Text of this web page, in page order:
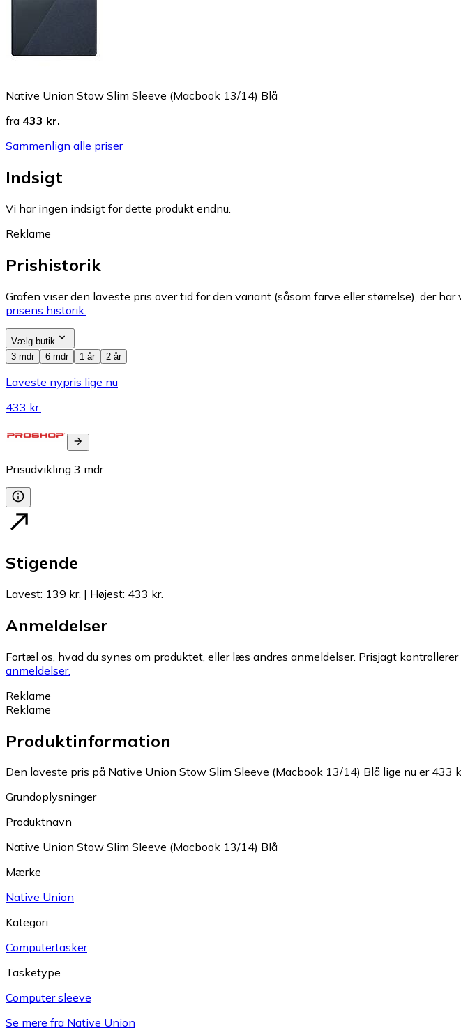
Native Union Stow Slim Sleeve (Macbook 13/14) Blå
fra 433 kr.
Sammenlign alle priser
Indsigt
Vi har ingen indsigt for dette produkt endnu.
Reklame
Prishistorik
Grafen viser den laveste pris over tid for den variant (såsom farve eller størrelse), der
prisens historik.
Vælg butik
3 mdr
6 mdr 1 år 2 år
Laveste nypris lige nu
433 kr.
Prisudvikling 3 mdr
Stigende
Lavest: 139 kr. | Højest: 433 kr.
Anmeldelser
Fortæl os, hvad du synes om produktet, eller læs andres anmeldelser. Prisjagt
anmeldelser.
Reklame
Reklame
Produktinformation
Den laveste pris på Native Union Stow Slim Sleeve (Macbook 13/14) Blå lige nu er 433
Grundoplysninger
Produktnavn
Native Union Stow Slim Sleeve (Macbook 13/14) Blå
Mærke
Native Union
Kategori
Computertasker
Tasketype
Computer sleeve
Se mere fra Native Union